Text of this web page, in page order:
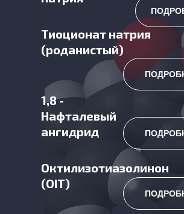
Тиоционат натрия
(роданистый)
1,8 -
Нафталевый
ангидрид
Октилизотиазолинон
(OIT)